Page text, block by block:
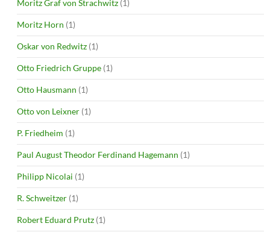
Moritz Graf von Strachwitz (1)
Moritz Horn (1)
Oskar von Redwitz (1)
Otto Friedrich Gruppe (1)
Otto Hausmann (1)
Otto von Leixner (1)
P. Friedheim (1)
Paul August Theodor Ferdinand Hagemann (1)
Philipp Nicolai (1)
R. Schweitzer (1)
Robert Eduard Prutz (1)